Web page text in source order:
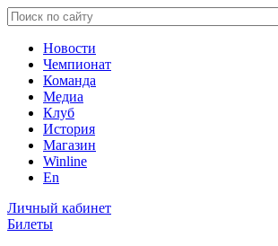
Новости
Чемпионат
Команда
Медиа
Клуб
История
Магазин
Winline
En
Личный кабинет
Билеты